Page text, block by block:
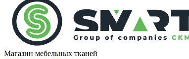
Магазин мебельных тканей